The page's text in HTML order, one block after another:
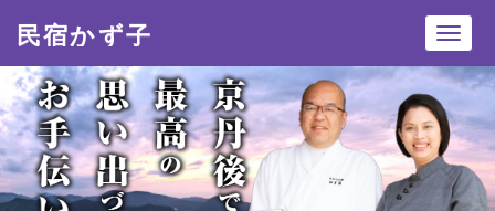
民宿かず子